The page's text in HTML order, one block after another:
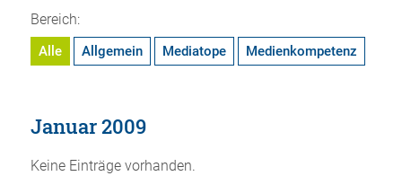
Bereich:
Alle Allgemein Mediatope Medienkompetenz
Januar 2009
Keine Einträge vorhanden.